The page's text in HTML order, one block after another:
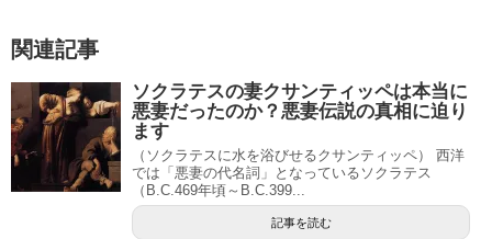
関連記事
ソクラテスの妻クサンティッペは本当に
悪妻だったのか？悪妻伝説の真相に迫り
ます
（ソクラテスに水を浴びせるクサンティッペ） 西洋
では「悪妻の代名詞」となっているソクラテス
（B.C.469年頃～B.C.399...
記事を読む